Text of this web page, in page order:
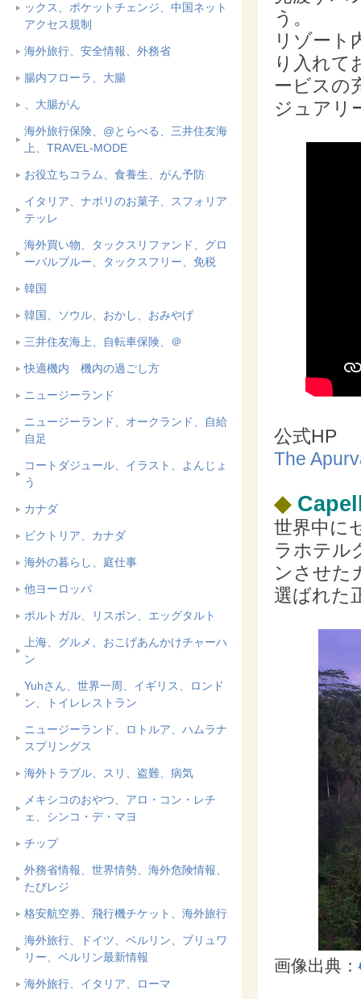
ックス、ポケットチェンジ、中国ネット
アクセス規制
海外旅行、安全情報、外務省
腸内フローラ、大腸
、大腸がん
海外旅行保険、@とらべる、三井住友海
上、TRAVEL-MODE
お役立ちコラム、食養生、がん予防
イタリア、ナポリのお菓子、スフォリア
テッレ
海外買い物、タックスリファンド、グロ
ーバルブルー、タックスフリー、免税
韓国
韓国、ソウル、おかし、おみやげ
三井住友海上、自転車保険、＠
快適機内 機内の過ごし方
ニュージーランド
ニュージーランド、オークランド、自給
自足
コートダジュール、イラスト、よんじょ
う
カナダ
ビクトリア、カナダ
海外の暮らし、庭仕事
他ヨーロッパ
ポルトガル、リスボン、エッグタルト
上海、グルメ、おこげあんかけチャーハ
ン
Yuhさん、世界一周、イギリス、ロンド
ン、トイレレストラン
ニュージーランド、ロトルア、ハムラナ
スプリングス
海外トラブル、スリ、盗難、病気
メキシコのおやつ、アロ・コン・レチ
ェ、シンコ・デ・マヨ
チップ
外務省情報、世界情勢、海外危険情報、
たびレジ
格安航空券、飛行機チケット、海外旅行
海外旅行、ドイツ、ベルリン、ブリュワ
リー、ベルリン最新情報
海外旅行、イタリア、ローマ
う。
リゾート
り入れて
ービスの
ジュアリ
公式HP
The
◆
世界中に
ラホテル
ンさせた
選ばれた
画像出典：